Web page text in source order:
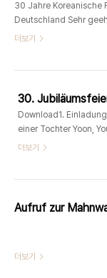
30 Jahre Koreanische
Deutschland Sehr
Herren, liebe Freunde,
Erinnerungen und
die wir ohne Hilfe und
nicht oder nicht in
durchführen können.
Migrantinnen war und
더보기
Download1.
einer Tochter Yoon,
der koreanischen
ich heute gerne –
aber durch meine
daher häufig unterw..
더보기
Aufruf zur
더보기